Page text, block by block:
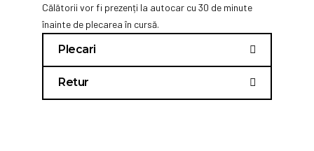
Călătorii vor fi prezenți la autocar cu 30 de minute
înainte de plecarea în cursă.
Plecari
Chisinau Franta
autocar
Retur